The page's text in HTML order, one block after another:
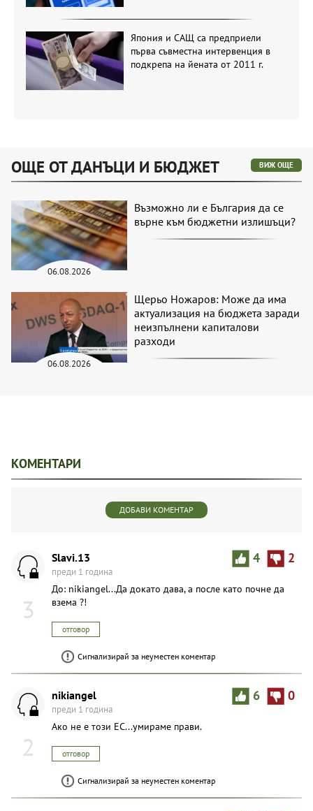
Япония и САЩ са предприели
първа съвместна интервенция в
подкрепа на йената от 2011 г.
ОЩЕ ОТ ДАНЪЦИ И БЮДЖЕТ ВИЖ ОЩЕ
06.08.2026
Възможно ли е България да се
върне към бюджетни излишъци?
06.08.2026
Щерьо Ножаров: Може да има
актуализация на бюджета заради
неизпълнени капиталови
разходи
КОМЕНТАРИ
ДОБАВИ КОМЕНТАР
3
4 2
Slavi.13
преди 1 година
До: nikiangel...Да докато дава, а после като почне да
взема ?!
отговор
Сигнализирай за неуместен коментар
2
6 0
nikiangel
преди 1 година
Ако не е този ЕС...умираме прави.
отговор
Сигнализирай за неуместен коментар